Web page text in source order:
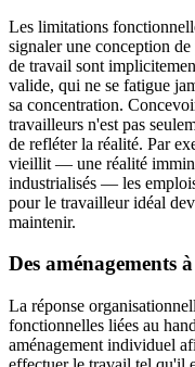
Les limitations
signaler une conception
de travail sont
valide, qui ne se fatigue
sa concentration.
travailleurs n'est pas
de refléter la réalité. Par
vieillit — une réalité
industrialisés — les
pour le travailleur idéal
maintenir.
Des aménagements
La réponse
fonctionnelles liées au
aménagement individuel